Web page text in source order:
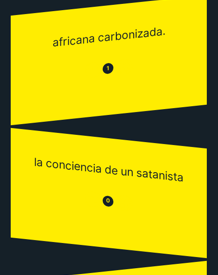
africana carbonizada.
😒 1 😂
la conciencia de un satanista
😒 0 😂